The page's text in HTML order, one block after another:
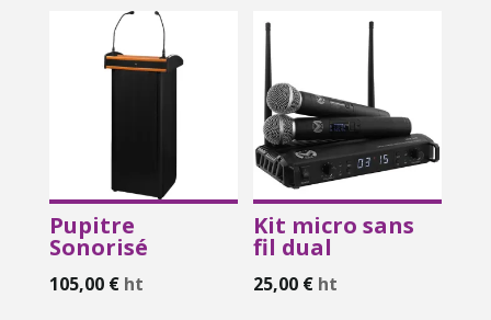
Pupitre
Sonorisé
105,00 € ht
Kit micro sans
fil dual
25,00 € ht